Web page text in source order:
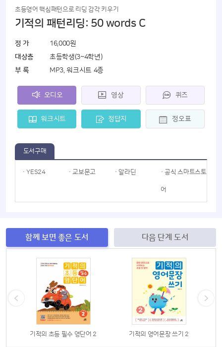
초등영어 핵심패턴으로 리딩 감각 키우기
기적의 패턴리딩: 50 words C
정 가
16,000원
대상층
초등학생(3~4학년)
부 록
MP3, 워크시트 4종
오디오 영상 퀴즈
워크시트 정답지 정오표
도서구매
· YES24 · 교보문고 · 알라딘 · 공식 스마트스토
어
함께 보면 좋은 도서 다음 단계 도서
기적의 초등 필수 영단어 2 기적의 영어문장 쓰기 2